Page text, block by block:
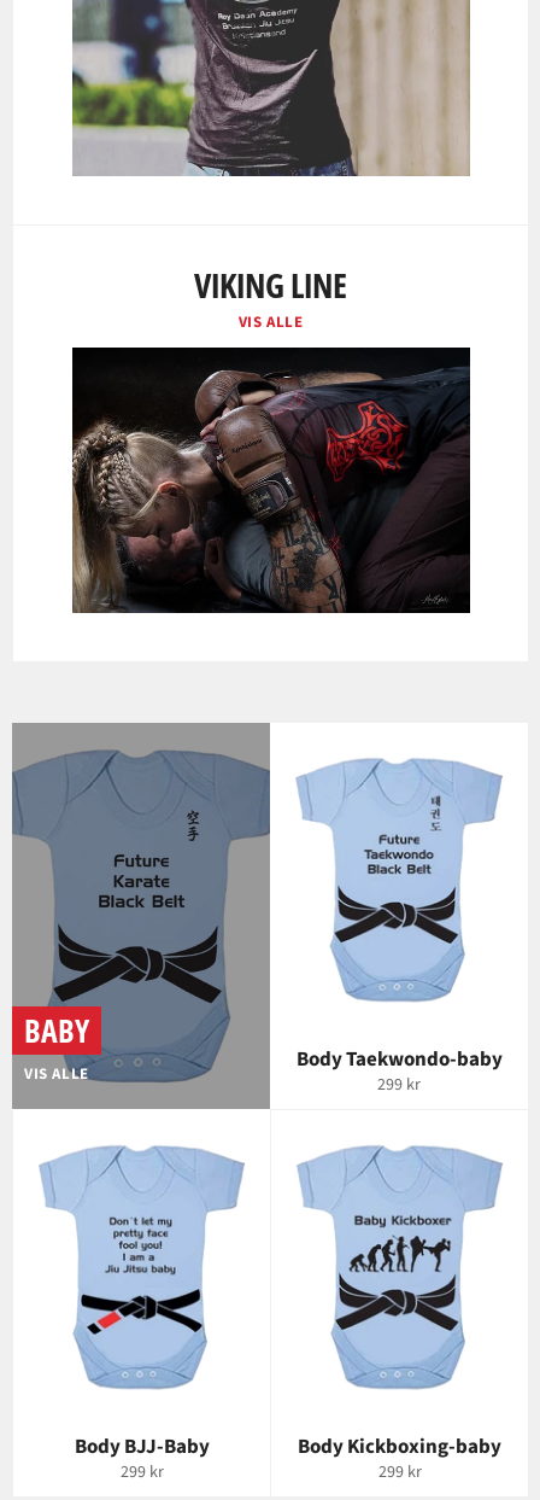
VIKING LINE
VIS ALLE
BABY
VIS ALLE Body Taekwondo-baby
Vanlig
299 kr
Body BJJ-Baby
Vanlig
299 kr
Body Kickboxing-baby
Vanlig
299 kr